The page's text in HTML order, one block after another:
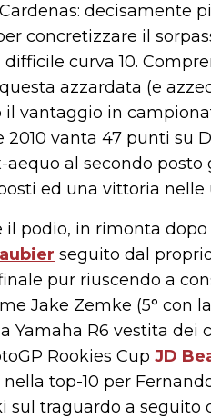
decisamente
concretizzare il
curva 10.
azzardata (e
il vantaggio in
vanta 47 punti su
aequo al secondo
ed una vittoria nelle
il podio, in rimonta
seguito dal
pur riuscendo a
Jake Zemke (5° con
Yamaha R6 vestita dei
Rookies Cup JD
top-10 per
sul traguardo a